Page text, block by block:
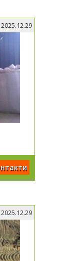
2025.12.29
2025.12.29